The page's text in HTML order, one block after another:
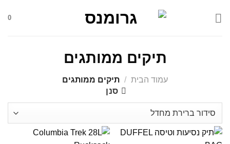
0
תיקים ממותגים
עמוד הבית / תיקים ממותגים
סנן